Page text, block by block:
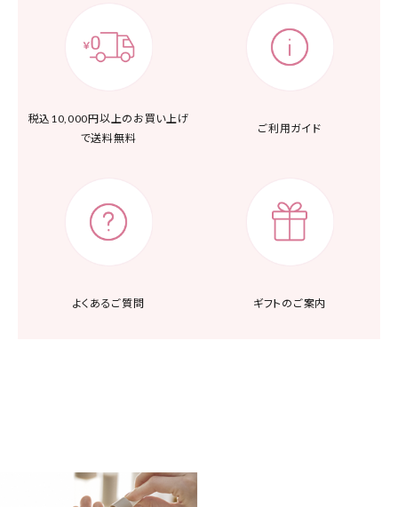
税込10,000円以上の お買い上げ
で送料無料
ご利用ガイド
よくあるご質問 ギフトのご案内